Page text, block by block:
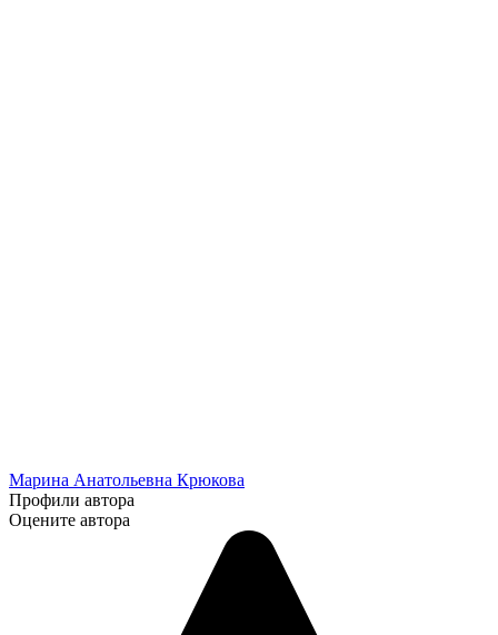
Марина Анатольевна Крюкова
Профили автора
Оцените автора